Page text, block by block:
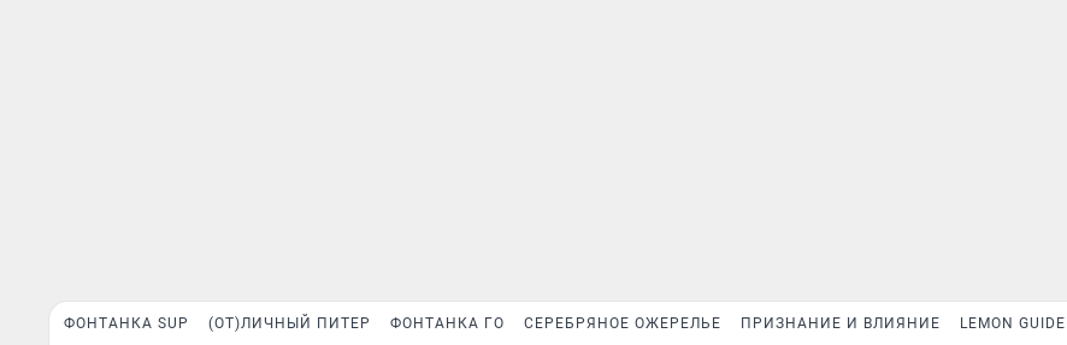
ФОНТАНКА SUP (ОТ)ЛИЧНЫЙ ПИТЕР ФОНТАНКА ГО СЕРЕБРЯНОЕ ОЖЕРЕЛЬЕ ПРИЗНАНИЕ И ВЛИЯНИЕ LEMON GUIDE